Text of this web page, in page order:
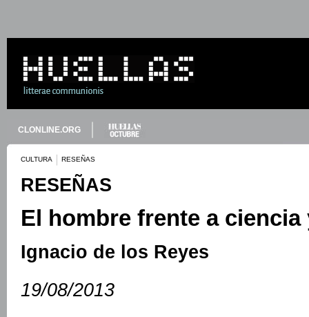
CLONLINE.ORG
CULTURA RESEÑAS
RESEÑAS
El hombre frente a
Ignacio de los Reyes
19/08/2013